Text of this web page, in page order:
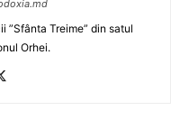
”Sfânta Treime” din satul
Orhei.